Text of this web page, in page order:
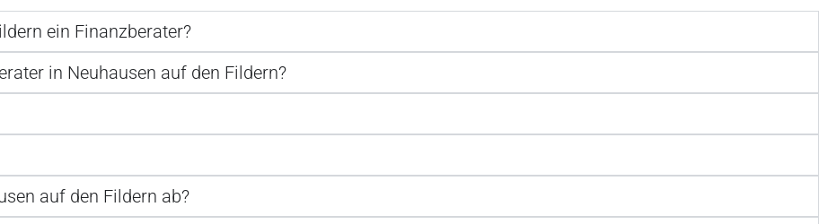
ein Finanzberater?
in Neuhausen auf den Fildern?
auf den Fildern ab?